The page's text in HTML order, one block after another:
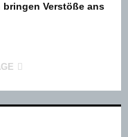
Verstöße ans